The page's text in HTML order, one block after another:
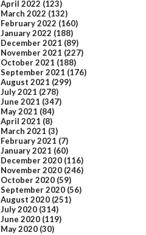
April 2022 (123)
March 2022 (132)
February 2022 (160)
January 2022 (188)
December 2021 (89)
November 2021 (227)
October 2021 (188)
September 2021 (176)
August 2021 (299)
July 2021 (278)
June 2021 (347)
May 2021 (84)
April 2021 (8)
March 2021 (3)
February 2021 (7)
January 2021 (60)
December 2020 (116)
November 2020 (246)
October 2020 (59)
September 2020 (56)
August 2020 (251)
July 2020 (314)
June 2020 (119)
May 2020 (30)